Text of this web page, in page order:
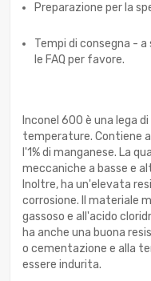
Preparazione per la
Tempi di consegna -
le FAQ per favore.
Inconel 600 è una lega
temperature. Contiene
l'1% di manganese. La
meccaniche a basse e
Inoltre, ha un'elevata
corrosione. Il materiale
gassoso e all'acido
ha anche una buona
o cementazione e alla
essere indurita.